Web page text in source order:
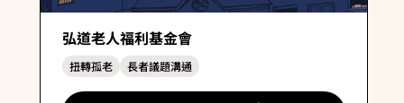
弘道老人福利基金會
扭轉孤老 長者議題溝通